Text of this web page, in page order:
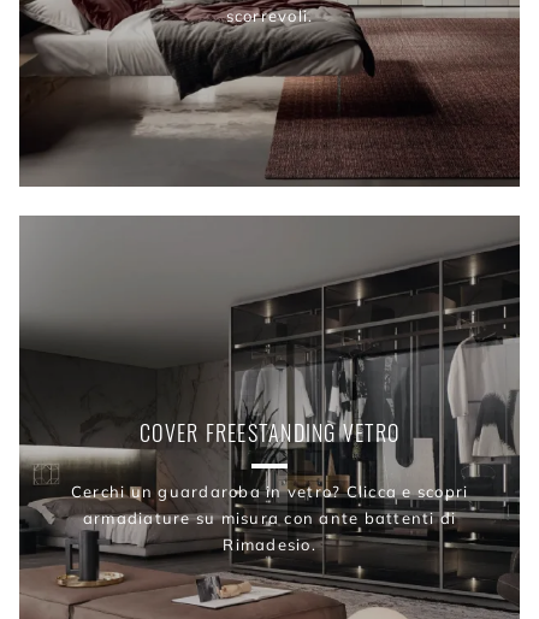
scorrevoli.
COVER FREESTANDING VETRO
Cerchi un guardaroba in vetro? Clicca e scopri
armadiature su misura con ante battenti di
Rimadesio.